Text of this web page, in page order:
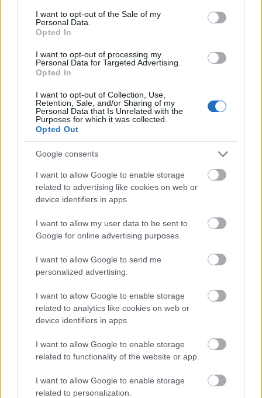
consent section.
I want to opt-out of the Sale of my
Personal Data.
Opted In
I want to opt-out of processing my
Personal Data for Targeted Advertising.
Opted In
I want to opt-out of Collection, Use,
Retention, Sale, and/or Sharing of my
Personal Data that Is Unrelated with the
Purposes for which it was collected.
Opted Out
Google consents
I want to allow Google to enable storage
related to advertising like cookies on web or
device identifiers in apps.
I want to allow my user data to be sent to
Google for online advertising purposes.
I want to allow Google to send me
personalized advertising.
I want to allow Google to enable storage
related to analytics like cookies on web or
device identifiers in apps.
I want to allow Google to enable storage
related to functionality of the website or app.
I want to allow Google to enable storage
related to personalization.
A jelenlegi plakátokon, reklámokon látható kardos
hölgyMichelle Lee, feketeöves kaszkadőr és
színésznő, aki az ESET számára exkluzív
fotósorozatot készített.
A kizárólagosság egyébként valóban fontos, mert
ezzel el lehet kerülni az olyan vicces, véletlen
eseteket, amikor két antivírus gyártó is, az ESET és a
Panda egyazon grafikai elemet vásárol meg az
interneten: példánkban azESET partner oldalán
Panda nyitólapjánugyanaz a kép van, csak tükrözve